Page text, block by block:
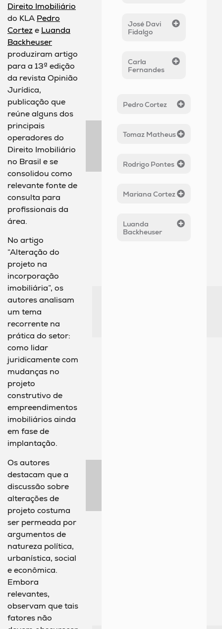
Direito Imobiliário
do KLA Pedro
Corteze Luanda
Backheuser
produziram artigo
para a 13ª edição
da revista Opinião
Jurídica,
publicação que
reúne alguns dos
principais
operadores do
Direito Imobiliário
no Brasil e se
consolidou como
relevante fonte de
consulta para
profissionais da
área.
No artigo
“Alteração do
projeto na
incorporação
imobiliária”, os
autores analisam
um tema
recorrente na
prática do setor:
como lidar
juridicamente com
mudanças no
projeto
construtivo de
empreendimentos
imobiliários ainda
em fase de
implantação.
Os autores
destacam que a
discussão sobre
alterações de
projeto costuma
ser permeada por
argumentos de
natureza política,
urbanística, social
e econômica.
Embora
relevantes,
observam que tais
fatores não
José Davi
Fidalgo
Carla
Fernandes
Pedro Cortez
Tomaz Matheus
Rodrigo Pontes
Mariana Cortez
Luanda
Backheuser